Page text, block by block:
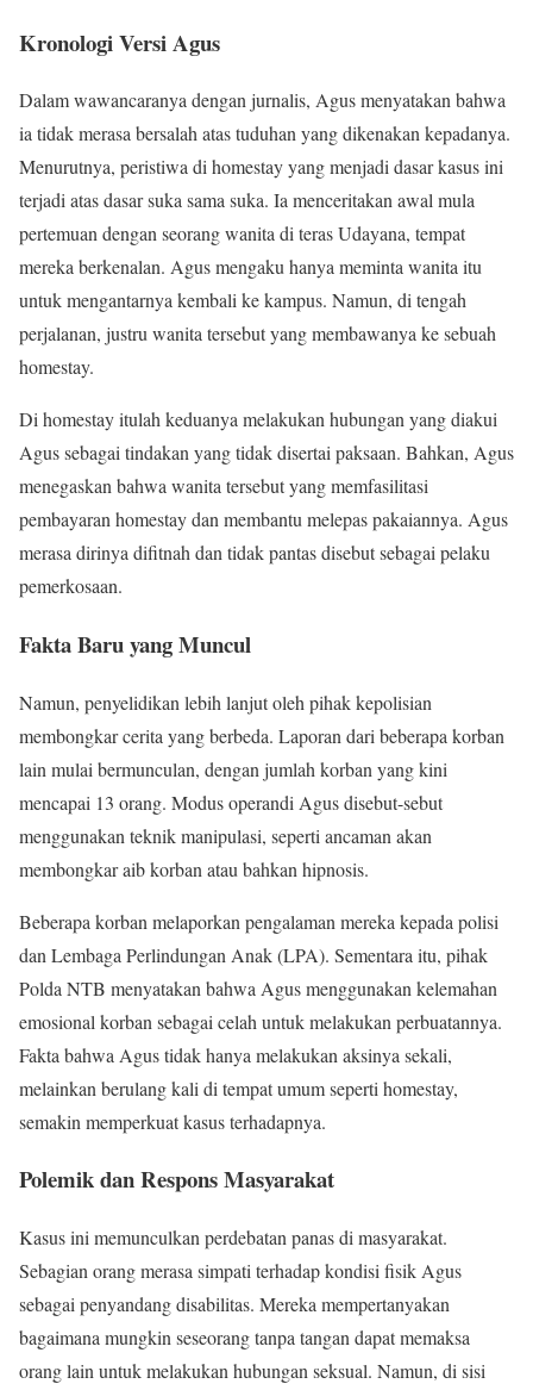
Kronologi Versi Agus
Dalam wawancaranya dengan jurnalis, Agus menyatakan bahwa
ia tidak merasa bersalah atas tuduhan yang dikenakan kepadanya.
Menurutnya, peristiwa di homestay yang menjadi dasar kasus ini
terjadi atas dasar suka sama suka. Ia menceritakan awal mula
pertemuan dengan seorang wanita di teras Udayana, tempat
mereka berkenalan. Agus mengaku hanya meminta wanita itu
untuk mengantarnya kembali ke kampus. Namun, di tengah
perjalanan, justru wanita tersebut yang membawanya ke sebuah
homestay.
Di homestay itulah keduanya melakukan hubungan yang diakui
Agus sebagai tindakan yang tidak disertai paksaan. Bahkan, Agus
menegaskan bahwa wanita tersebut yang memfasilitasi
pembayaran homestay dan membantu melepas pakaiannya. Agus
merasa dirinya difitnah dan tidak pantas disebut sebagai pelaku
pemerkosaan.
Fakta Baru yang Muncul
Namun, penyelidikan lebih lanjut oleh pihak kepolisian
membongkar cerita yang berbeda. Laporan dari beberapa korban
lain mulai bermunculan, dengan jumlah korban yang kini
mencapai 13 orang. Modus operandi Agus disebut-sebut
menggunakan teknik manipulasi, seperti ancaman akan
membongkar aib korban atau bahkan hipnosis.
Beberapa korban melaporkan pengalaman mereka kepada polisi
dan Lembaga Perlindungan Anak (LPA). Sementara itu, pihak
Polda NTB menyatakan bahwa Agus menggunakan kelemahan
emosional korban sebagai celah untuk melakukan perbuatannya.
Fakta bahwa Agus tidak hanya melakukan aksinya sekali,
melainkan berulang kali di tempat umum seperti homestay,
semakin memperkuat kasus terhadapnya.
Polemik dan Respons Masyarakat
Kasus ini memunculkan perdebatan panas di masyarakat.
Sebagian orang merasa simpati terhadap kondisi fisik Agus
sebagai penyandang disabilitas. Mereka mempertanyakan
bagaimana mungkin seseorang tanpa tangan dapat memaksa
orang lain untuk melakukan hubungan seksual. Namun, di sisi